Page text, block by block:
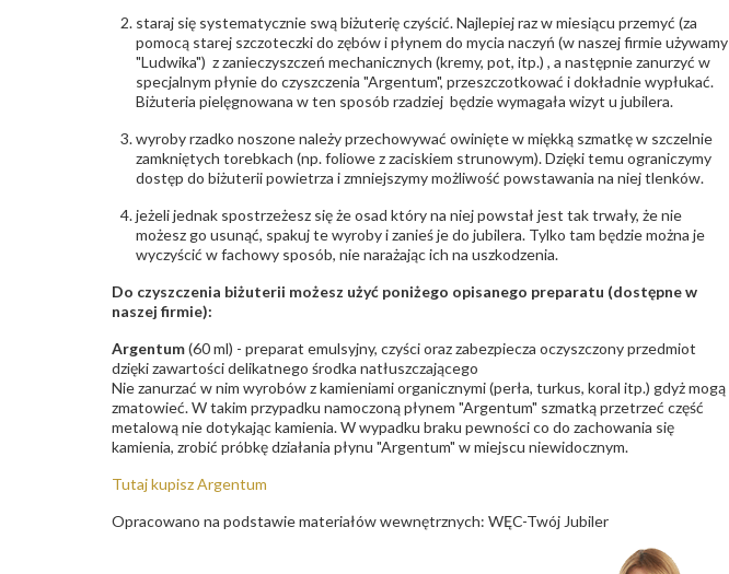
staraj się systematycznie swą biżuterię czyścić. Najlepiej raz w miesiącu przemyć (za
pomocą starej szczoteczki do zębów i płynem do mycia naczyń (w naszej firmie używamy
"Ludwika") z zanieczyszczeń mechanicznych (kremy, pot, itp.) , a następnie zanurzyć w
specjalnym płynie do czyszczenia "Argentum", przeszczotkować i dokładnie wypłukać.
Biżuteria pielęgnowana w ten sposób rzadziej będzie wymagała wizyt u jubilera.
wyroby rzadko noszone należy przechowywać owinięte w miękką szmatkę w szczelnie
zamkniętych torebkach (np. foliowe z zaciskiem strunowym). Dzięki temu ograniczymy
dostęp do biżuterii powietrza i zmniejszymy możliwość powstawania na niej tlenków.
jeżeli jednak spostrzeżesz się że osad który na niej powstał jest tak trwały, że nie
możesz go usunąć, spakuj te wyroby i zanieś je do jubilera. Tylko tam będzie można je
wyczyścić w fachowy sposób, nie narażając ich na uszkodzenia.
Do czyszczenia biżuterii możesz użyć poniżego opisanego preparatu (dostępne w
naszej firmie):
Argentum(60 ml) - preparat emulsyjny, czyści oraz zabezpiecza oczyszczony przedmiot
dzięki zawartości delikatnego środka natłuszczającego
Nie zanurzać w nim wyrobów z kamieniami organicznymi (perła, turkus, koral itp.) gdyż mogą
zmatowieć. W takim przypadku namoczoną płynem "Argentum" szmatką przetrzeć część
metalową nie dotykając kamienia. W wypadku braku pewności co do zachowania się
kamienia, zrobić próbkę działania płynu "Argentum" w miejscu niewidocznym.
Tutaj kupisz Argentum
Opracowano na podstawie materiałów wewnętrznych: WĘC-Twój Jubiler